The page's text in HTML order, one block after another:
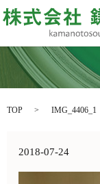
TOP IMG_4406_1
2018-07-24